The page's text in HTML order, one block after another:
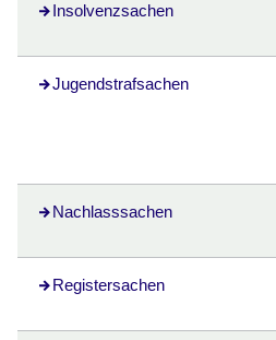
Insolvenzsachen
Jugendstrafsachen
Nachlasssachen
Registersachen